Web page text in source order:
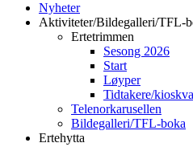
Nyheter
Aktiviteter/Bildegalleri/TFL-
Ertetrimmen
Sesong 2026
Start
Løyper
Tidtakere/
Telenorkarusellen
Bildegalleri/TFL-boka
Ertehytta